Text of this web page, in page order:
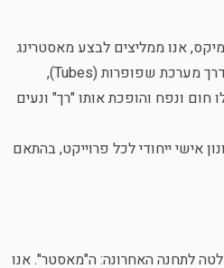
אנו ממליצים לבצע מאסטרינג
– תהליך המעביר את התוצאה דרך מערכת שפופרות (Tubes),
ונפח והופכת אותו "רך" ונעים
אישי ייחודי לכל פרוייקט, בהתאם
לתחנה האחרונה: ה"מאסטר". אנו